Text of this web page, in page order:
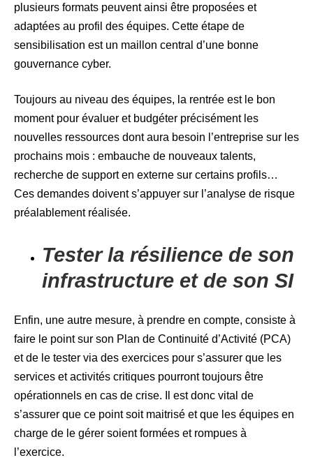
plusieurs formats peuvent ainsi être proposées et
adaptées au profil des équipes. Cette étape de
sensibilisation est un maillon central d’une bonne
gouvernance cyber.
Toujours au niveau des équipes, la rentrée est le bon
moment pour évaluer et budgéter précisément les
nouvelles ressources dont aura besoin l’entreprise sur les
prochains mois : embauche de nouveaux talents,
recherche de support en externe sur certains profils…
Ces demandes doivent s’appuyer sur l’analyse de risque
préalablement réalisée.
Tester la résilience de son
infrastructure et de son SI
Enfin, une autre mesure, à prendre en compte, consiste à
faire le point sur son Plan de Continuité d’Activité (PCA)
et de le tester via des exercices pour s’assurer que les
services et activités critiques pourront toujours être
opérationnels en cas de crise. Il est donc vital de
s’assurer que ce point soit maitrisé et que les équipes en
charge de le gérer soient formées et rompues à
l’exercice.